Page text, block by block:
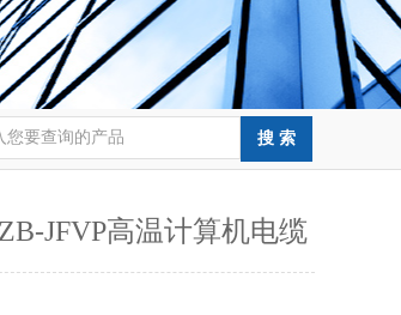
JFVP高温计算机电缆